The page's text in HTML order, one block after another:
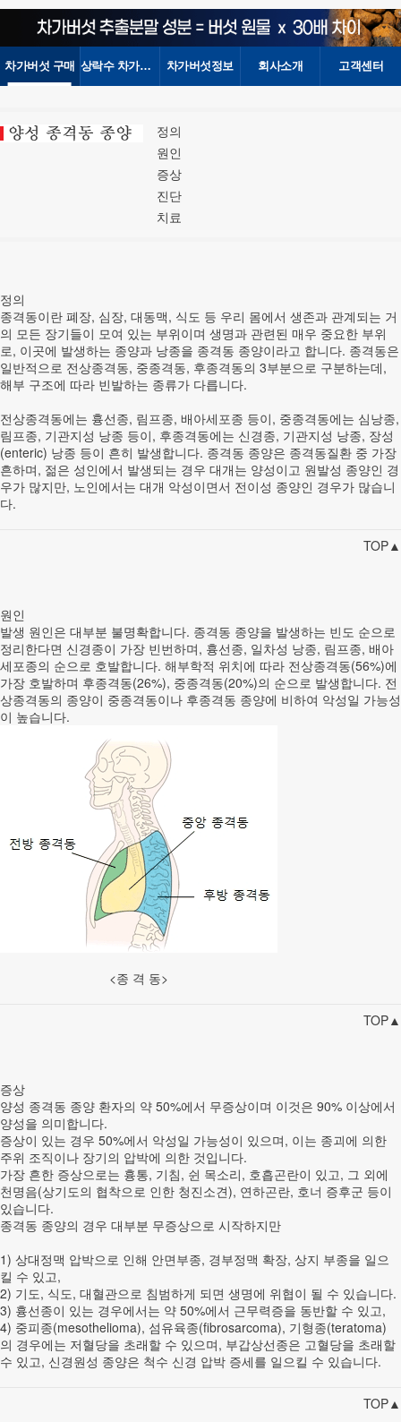
차가버섯 구매 상락수 차가버섯 차가버섯정보 회사소개 고객센터
정의
원인
증상
진단
치료
정의
종격동이란 폐장, 심장, 대동맥, 식도 등 우리 몸에서 생존과 관계되는 거
의 모든 장기들이 모여 있는 부위이며 생명과 관련된 매우 중요한 부위
로, 이곳에 발생하는 종양과 낭종을 종격동 종양이라고 합니다. 종격동은
일반적으로 전상종격동, 중종격동, 후종격동의 3부분으로 구분하는데,
해부 구조에 따라 빈발하는 종류가 다릅니다.
전상종격동에는 흉선종, 림프종, 배아세포종 등이, 중종격동에는 심낭종,
림프종, 기관지성 낭종 등이, 후종격동에는 신경종, 기관지성 낭종, 장성
(enteric) 낭종 등이 흔히 발생합니다. 종격동 종양은 종격동질환 중 가장
흔하며, 젊은 성인에서 발생되는 경우 대개는 양성이고 원발성 종양인 경
우가 많지만, 노인에서는 대개 악성이면서 전이성 종양인 경우가 많습니
다.
TOP▲
원인
발생 원인은 대부분 불명확합니다. 종격동 종양을 발생하는 빈도 순으로
정리한다면 신경종이 가장 빈번하며, 흉선종, 일차성 낭종, 림프종, 배아
세포종의 순으로 호발합니다. 해부학적 위치에 따라 전상종격동(56%)에
가장 호발하며 후종격동(26%), 중종격동(20%)의 순으로 발생합니다. 전
상종격동의 종양이 중종격동이나 후종격동 종양에 비하여 악성일 가능성
이 높습니다.
<종 격 동>
TOP▲
증상
양성 종격동 종양 환자의 약 50%에서 무증상이며 이것은 90% 이상에서
양성을 의미합니다.
증상이 있는 경우 50%에서 악성일 가능성이 있으며, 이는 종괴에 의한
주위 조직이나 장기의 압박에 의한 것입니다.
가장 흔한 증상으로는 흉통, 기침, 쉰 목소리, 호흡곤란이 있고, 그 외에
천명음(상기도의 협착으로 인한 청진소견), 연하곤란, 호너 증후군 등이
있습니다.
종격동 종양의 경우 대부분 무증상으로 시작하지만
1) 상대정맥 압박으로 인해 안면부종, 경부정맥 확장, 상지 부종을 일으
킬 수 있고,
2) 기도, 식도, 대혈관으로 침범하게 되면 생명에 위협이 될 수 있습니다.
3) 흉선종이 있는 경우에서는 약 50%에서 근무력증을 동반할 수 있고,
4) 중피종(mesothelioma), 섬유육종(fibrosarcoma), 기형종(teratoma)
의 경우에는 저혈당을 초래할 수 있으며, 부갑상선종은 고혈당을 초래할
수 있고, 신경원성 종양은 척수 신경 압박 증세를 일으킬 수 있습니다.
TOP▲